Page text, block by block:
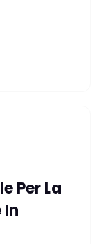
Per La
In